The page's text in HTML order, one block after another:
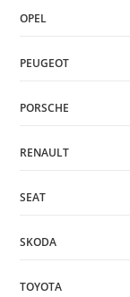
OPEL
PEUGEOT
PORSCHE
RENAULT
SEAT
SKODA
TOYOTA